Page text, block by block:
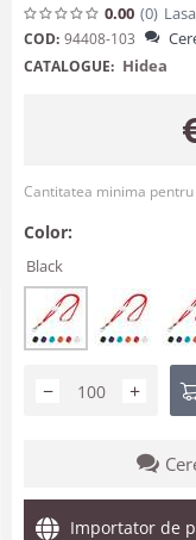
0.00 (0)
COD: 94408-103
CATALOGUE: Hidea
Cantitatea minima
Color:
Black
+
−
Importator de